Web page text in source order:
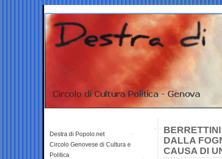
DALLA
CAUSA DI
Destra di Popolo.net
Circolo Genovese di Cultura e
Politica